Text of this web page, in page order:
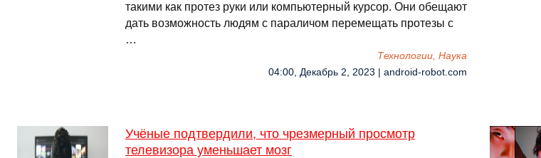
такими как протез руки или компьютерный курсор. Они обещают
дать возможность людям с параличом перемещать протезы с
…
Технологии, Наука
04:00, Декабрь 2, 2023 | android-robot.com
Учёные подтвердили, что чрезмерный просмотр
телевизора уменьшает мозг